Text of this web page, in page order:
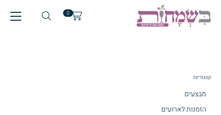
0
קטגוריות
מבצעים
הזמנות לארועים